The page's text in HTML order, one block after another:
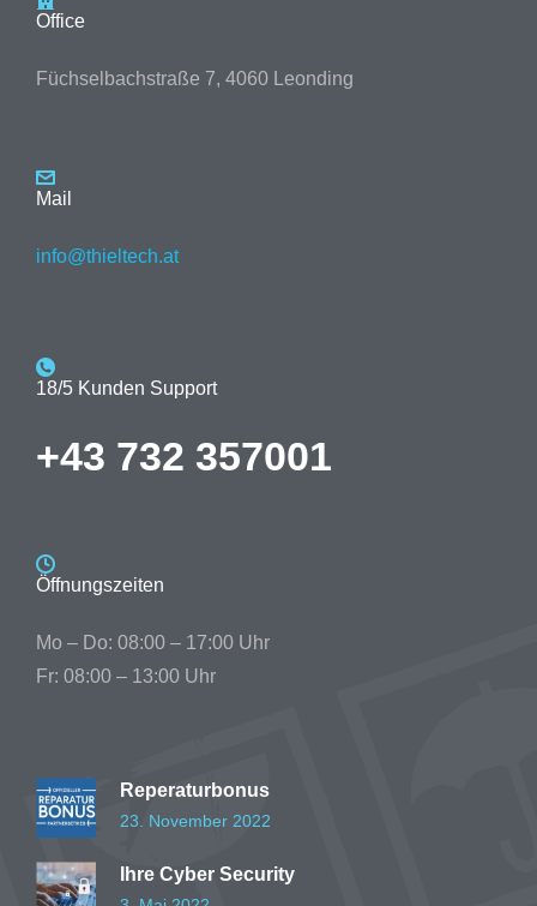
Office
Füchselbachstraße 7, 4060 Leonding
Mail
info@thieltech.at
18/5 Kunden Support
+43 732 357001
Öffnungszeiten
Mo – Do: 08:00 – 17:00 Uhr
Fr: 08:00 – 13:00 Uhr
Reperaturbonus
23. November 2022
Ihre Cyber Security